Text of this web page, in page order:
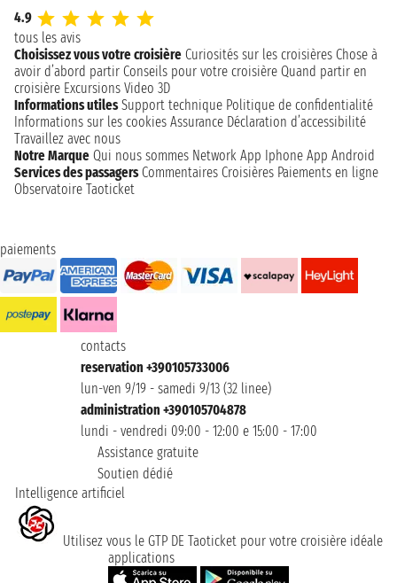
4.9
tous les avis
Choisissez vous votre croisière Curiosités sur les croisières Chose à
avoir d’abord partir Conseils pour votre croisière Quand partir en
croisière Excursions Video 3D
Informations utiles Support technique Politique de confidentialité
Informations sur les cookies Assurance Déclaration d’accessibilité
Travaillez avec nous
Notre Marque Qui nous sommes Network App Iphone App Android
Services des passagers Commentaires Croisières Paiements en ligne
Observatoire Taoticket
paiements
contacts
reservation +390105733006
lun-ven 9/19 - samedi 9/13 (32 linee)
administration +390105704878
lundi - vendredi 09:00 - 12:00 e 15:00 - 17:00
Assistance gratuite
Soutien dédié
Intelligence artificiel
Utilisez vous le GTP DE Taoticket pour votre croisière idéale
applications